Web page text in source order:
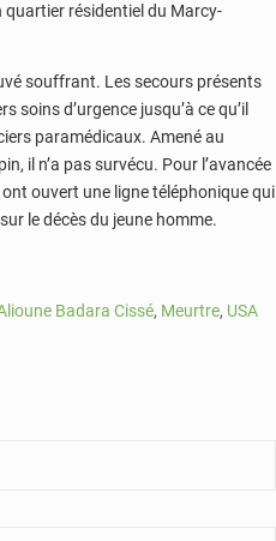
quartier résidentiel du Marcy-
souffrant. Les secours présents
soins d’urgence jusqu’à ce qu’il
paramédicaux. Amené au
il n’a pas survécu. Pour l’avancée
ouvert une ligne téléphonique qui
le décès du jeune homme.
Badara Cissé, Meurtre, USA